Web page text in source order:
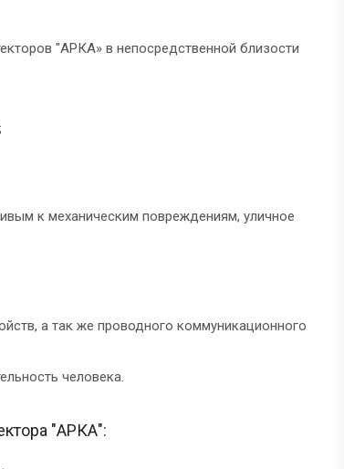
"АРКА» в непосредственной близости
к механическим повреждениям, уличное
а так же проводного коммуникационного
человека.
"АРКА":